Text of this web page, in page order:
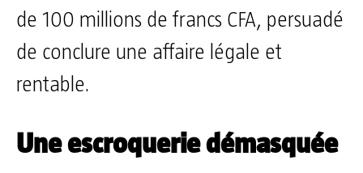
de 100 millions de francs CFA, persuadé
de conclure une affaire légale et
rentable.
Une escroquerie démasquée